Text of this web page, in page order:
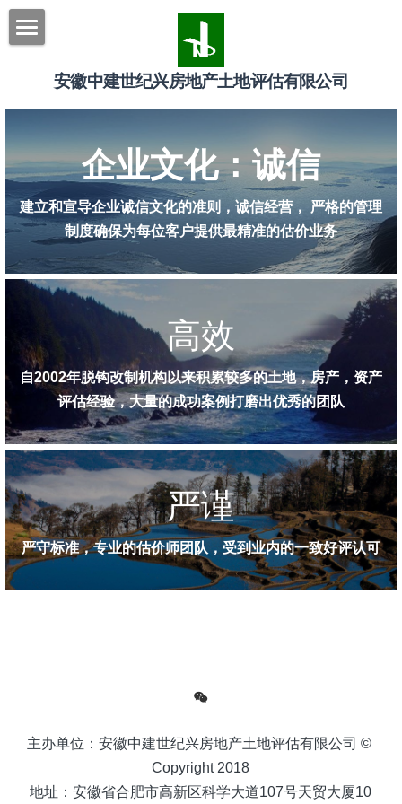
安徽中建世纪兴房地产土地评估有限公司
公司简介
组织架构
企业文化
企业荣誉
发展历程
经营范围
合作单位
房地产评估
土地评估
中标信息
联系我们
新闻中心
企业文化
搜索
登录
高效
自2002年脱钩改制机构以来积累较多的土地，房产，资产
评估经验，大量的成功案例打磨出优秀的团队
严谨
严守标准，专业的估价师团队，受到业内的一致好评认可
企业文化：诚信
建立和宣导企业诚信文化的准则，诚信经营， 严格的管理
制度确保为每位客户提供最精准的估价业务
主办单位：安徽中建世纪兴房地产土地评估有限公司 ©
Copyright 2018
地址：安徽省合肥市高新区科学大道107号天贸大厦10
博客分类
所有博客分类
2023年二维码